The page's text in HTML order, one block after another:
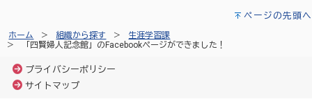
ページの先頭へ
ホーム 組織から探す
生涯学習課
「四賢婦人記念館」のFacebookページができました！
プライバシーポリシー
サイトマップ